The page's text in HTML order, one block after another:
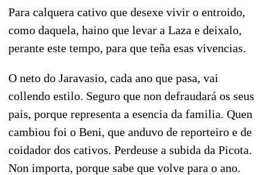
Para calquera cativo que desexe vivir o entroido,
como daquela, haino que levar a Laza e deixalo,
perante este tempo, para que teña esas vivencias.
O neto do Jaravasio, cada ano que pasa, vai
collendo estilo. Seguro que non defraudará os seus
pais, porque representa a esencia da familia. Quen
cambiou foi o Beni, que anduvo de reporteiro e de
coidador dos cativos. Perdeuse a subida da Picota.
Non importa, porque sabe que volve para o ano.